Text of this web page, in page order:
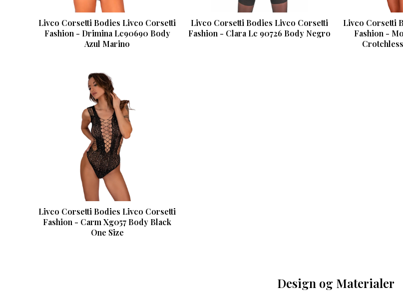
Livco Corsetti Bodies Livco Corsetti
Fashion - Drimina Lc90690 Body
Azul Marino
Livco Corsetti Bodies Livco Corsetti
Fashion - Clara Lc 90726 Body Negro
Livco Corsetti
Fashion -
Livco Corsetti Bodies Livco Corsetti
Fashion - Carm Xg057 Body Black
One Size
Design og Materialer